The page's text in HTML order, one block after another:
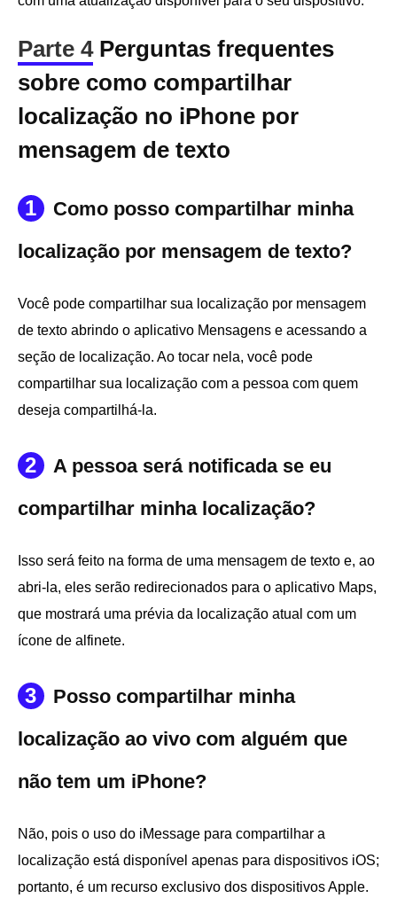
Parte 4Perguntas frequentes
sobre como compartilhar
localização no iPhone por
mensagem de texto
1
Como posso compartilhar minha
localização por mensagem de texto?
Você pode compartilhar sua localização por mensagem
de texto abrindo o aplicativo Mensagens e acessando a
seção de localização. Ao tocar nela, você pode
compartilhar sua localização com a pessoa com quem
deseja compartilhá-la.
2
A pessoa será notificada se eu
compartilhar minha localização?
Isso será feito na forma de uma mensagem de texto e, ao
abri-la, eles serão redirecionados para o aplicativo Maps,
que mostrará uma prévia da localização atual com um
ícone de alfinete.
3
Posso compartilhar minha
localização ao vivo com alguém que
não tem um iPhone?
Não, pois o uso do iMessage para compartilhar a
localização está disponível apenas para dispositivos iOS;
portanto, é um recurso exclusivo dos dispositivos Apple.